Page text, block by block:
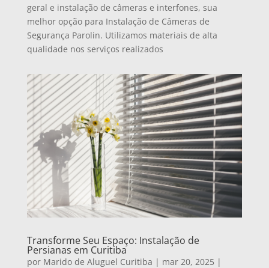
geral e instalação de câmeras e interfones, sua
melhor opção para Instalação de Câmeras de
Segurança Parolin. Utilizamos materiais de alta
qualidade nos serviços realizados
Transforme Seu Espaço: Instalação de
Persianas em Curitiba
por Marido de Aluguel Curitiba | mar 20, 2025 |